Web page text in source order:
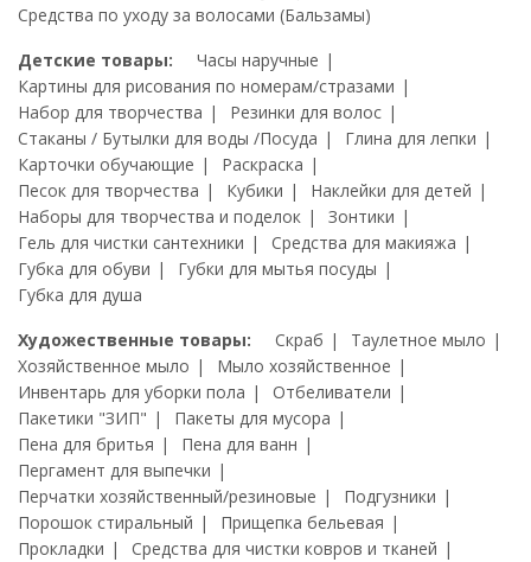
Средства по уходу за волосами (Бальзамы)
Детские товары:
Часы наручные
Картины для рисования по номерам/стразами
Набор для творчества
Резинки для волос
Стаканы / Бутылки для воды /Посуда
Глина для лепки
Карточки обучающие
Раскраска
Песок для творчества
Кубики
Наклейки для детей
Наборы для творчества и поделок
Зонтики
Гель для чистки сантехники
Средства для макияжа
Губка для обуви
Губки для мытья посуды
Губка для душа
Художественные товары:
Скраб
Таулетное мыло
Хозяйственное мыло
Мыло хозяйственное
Инвентарь для уборки пола
Отбеливатели
Пакетики "ЗИП"
Пакеты для мусора
Пена для бритья
Пена для ванн
Пергамент для выпечки
Перчатки хозяйственный/резиновые
Подгузники
Порошок стиральный
Прищепка бельевая
Прокладки
Средства для чистки ковров и тканей